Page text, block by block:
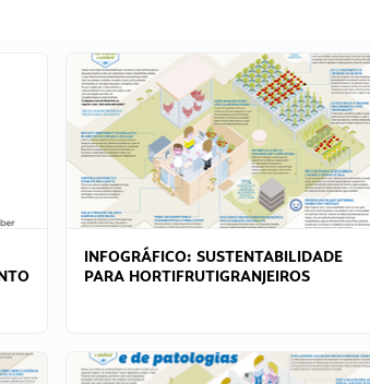
INFOGRÁFICO: SUSTENTABILIDADE
PARA HORTIFRUTIGRANJEIROS